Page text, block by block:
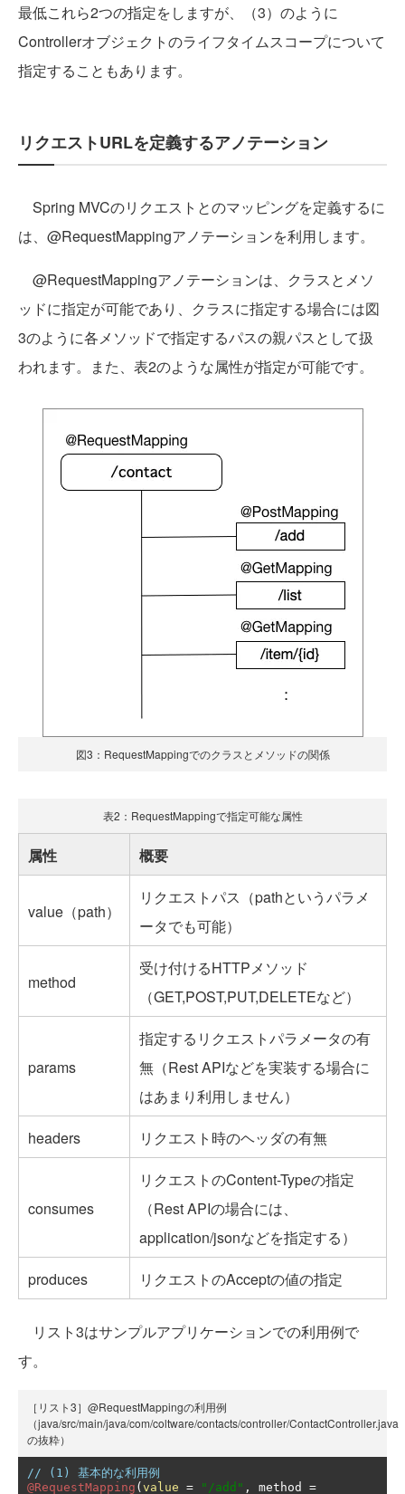
最低これら2つの指定をしますが、（3）のように
Controllerオブジェクトのライフタイムスコープについて
指定することもあります。
リクエストURLを定義するアノテーション
Spring MVCのリクエストとのマッピングを定義するに
は、@RequestMappingアノテーションを利用します。
@RequestMappingアノテーションは、クラスとメソ
ッドに指定が可能であり、クラスに指定する場合には図
3のように各メソッドで指定するパスの親パスとして扱
われます。また、表2のような属性が指定が可能です。
図3：RequestMappingでのクラスとメソッドの関係
表2：RequestMappingで指定可能な属性
属性 概要
value（path）
リクエストパス（pathというパラメ
ータでも可能）
method
受け付けるHTTPメソッド
（GET,POST,PUT,DELETEなど）
params
指定するリクエストパラメータの有
無（Rest APIなどを実装する場合に
はあまり利用しません）
headers
リクエスト時のヘッダの有無
consumes
リクエストのContent-Typeの指定
（Rest APIの場合には、
application/jsonなどを指定する）
produces
リクエストのAcceptの値の指定
リスト3はサンプルアプリケーションでの利用例で
す。
［リスト3］@RequestMappingの利用例
（java/src/main/java/com/coltware/contacts/controller/ContactController.java
の抜粋）
// (1) 基本的な利用例
@RequestMapping ( value = "/add" , method =